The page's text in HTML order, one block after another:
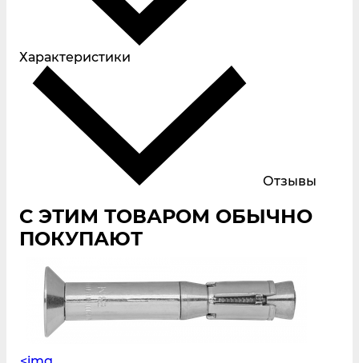
Характеристики
Отзывы
С ЭТИМ ТОВАРОМ ОБЫЧНО
ПОКУПАЮТ